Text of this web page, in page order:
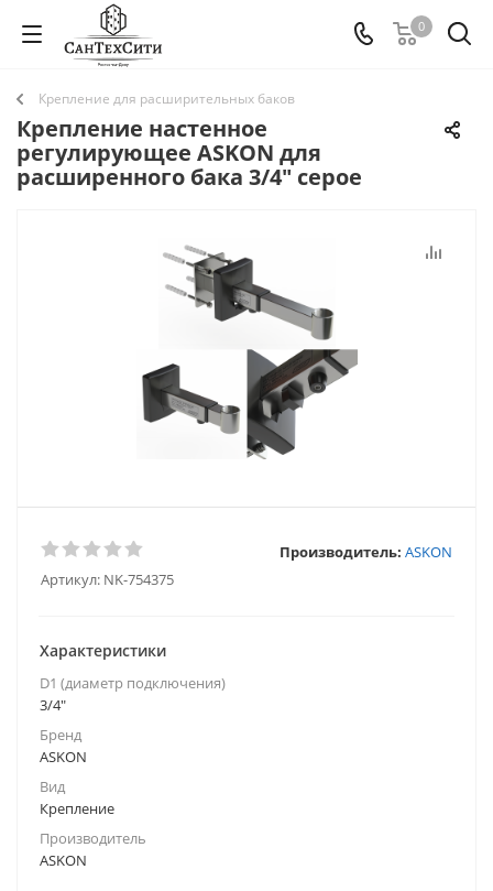
0
Крепление для расширительных баков
Крепление настенное
регулирующее ASKON для
расширенного бака 3/4" серое
Артикул: NK-754375
Производитель: ASKON
Характеристики
D1 (диаметр подключения)
3/4"
Бренд
ASKON
Вид
Крепление
Производитель
ASKON